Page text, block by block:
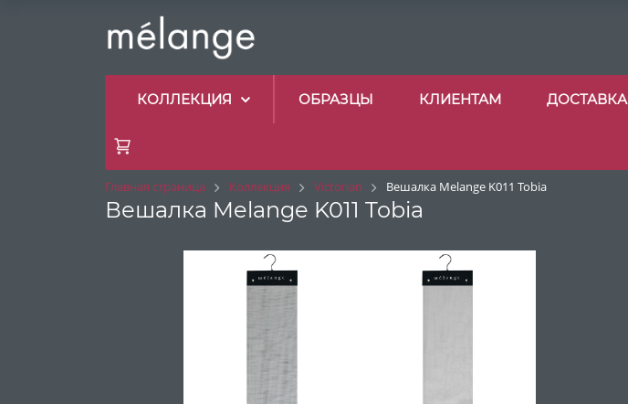
КОЛЛЕКЦИЯ ОБРАЗЦЫ КЛИЕНТАМ ДОСТАВКА
Главная страница Коллекция Victorian Вешалка Melange K011 Tobia
Вешалка Melange K011 Tobia